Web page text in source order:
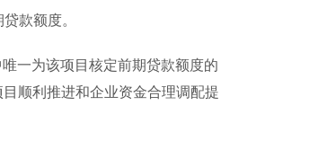
款额度。
一为该项目核定前期贷款额度的
顺利推进和企业资金合理调配提